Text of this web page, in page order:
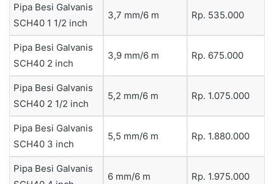
Pipa Besi Galvanis
SCH40 1 1/2 inch
3,7 mm/6 m Rp. 535.000
Pipa Besi Galvanis
SCH40 2 inch
3,9 mm/6 m Rp. 675.000
Pipa Besi Galvanis
SCH40 2 1/2 inch
5,2 mm/6 m Rp. 1.075.000
Pipa Besi Galvanis
SCH40 3 inch
5,5 mm/6 m Rp. 1.880.000
Pipa Besi Galvanis
6 mm/6 m Rp. 1.975.000